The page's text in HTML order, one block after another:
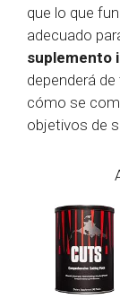
que lo que
adecuado
suplemento
dependerá
cómo se
objetivos de